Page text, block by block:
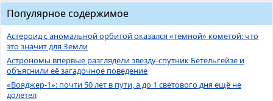
Популярное содержимое
Астероид с аномальной орбитой оказался «темной» кометой: что
это значит для Земли
Астрономы впервые разглядели звезду-спутник Бетельгейзе и
объяснили её загадочное поведение
«Вояджер-1»: почти 50 лет в пути, а до 1 светового дня ещё не
долетел